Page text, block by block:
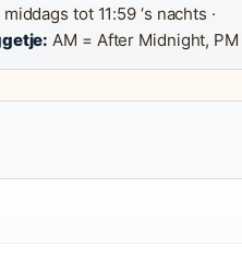
middags tot 11:59 ‘s nachts ·
AM = After Midnight,